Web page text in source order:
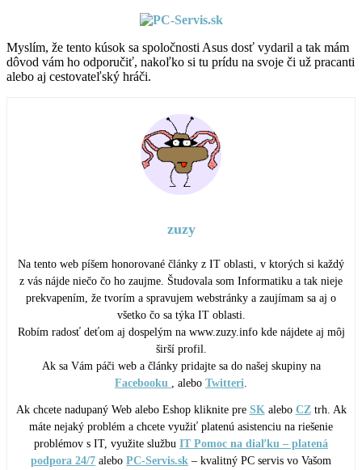
Myslím, že tento kúsok sa spoločnosti Asus dosť vydaril a tak mám
dôvod vám ho odporučiť, nakoľko si tu prídu na svoje či už pracanti
alebo aj cestovateľský hráči.
zuzy
Na tento web píšem honorované články z IT oblasti, v ktorých si každý
z vás nájde niečo čo ho zaujme. Študovala som Informatiku a tak nieje
prekvapením, že tvorím a spravujem webstránky a zaujímam sa aj o
všetko čo sa týka IT oblasti.
Robím radosť deťom aj dospelým na www.zuzy.info kde nájdete aj môj
širší profil.
Ak sa Vám páči web a články pridajte sa do našej skupiny na
Facebooku
, alebo Twitteri
Ak chcete nadupaný Web alebo Eshop kliknite pre SK alebo CZtrh. Ak
máte nejaký problém a chcete využiť platenú asistenciu na riešenie
problémov s IT, využite službu IT Pomoc na diaľku – platená
podpora 24/7 alebo PC-Servis.sk – kvalitný PC servis vo Vašom